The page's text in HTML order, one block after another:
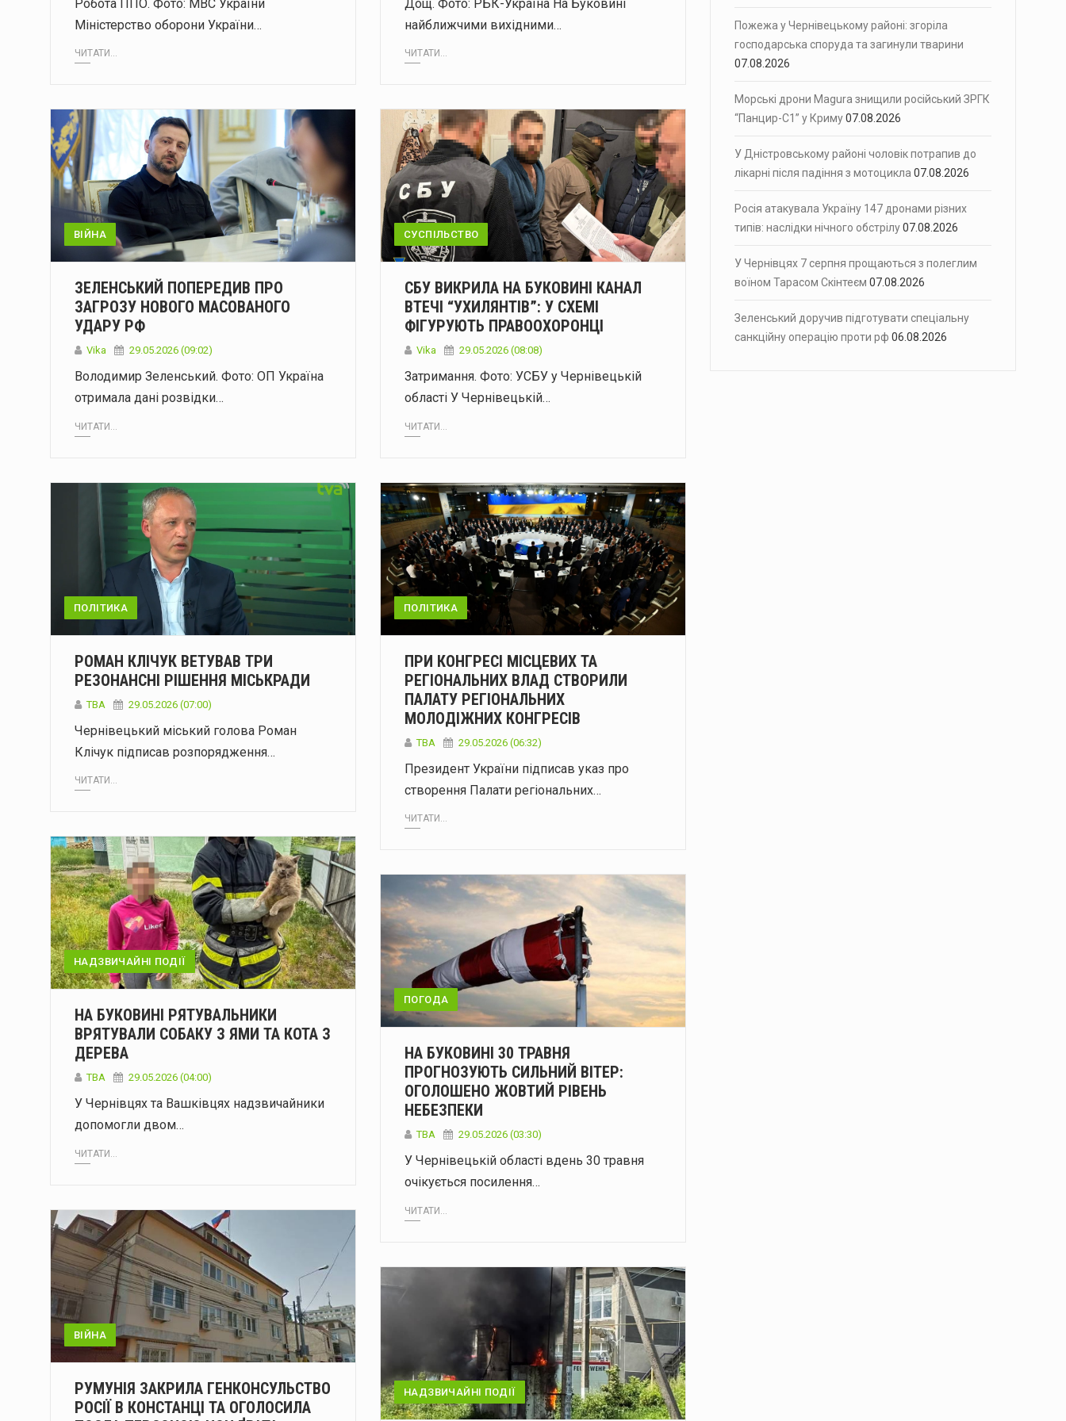
Робота ППО. Фото: МВС України
Міністерство оборони України…
ЧИТАТИ...
Дощ. Фото: РБК-Україна На Буковині
найближчими вихідними…
ЧИТАТИ...
ВІЙНА
ЗЕЛЕНСЬКИЙ ПОПЕРЕДИВ ПРО
ЗАГРОЗУ НОВОГО МАСОВАНОГО
УДАРУ РФ
Vika 29.05.2026 (09:02)
Володимир Зеленський. Фото: ОП Україна
отримала дані розвідки…
ЧИТАТИ...
СУСПІЛЬСТВО
СБУ ВИКРИЛА НА БУКОВИНІ КАНАЛ
ВТЕЧІ “УХИЛЯНТІВ”: У СХЕМІ
ФІГУРУЮТЬ ПРАВООХОРОНЦІ
Vika 29.05.2026 (08:08)
Затримання. Фото: УСБУ у Чернівецькій
області У Чернівецькій…
ЧИТАТИ...
ПОЛІТИКА
РОМАН КЛІЧУК ВЕТУВАВ ТРИ
РЕЗОНАНСНІ РІШЕННЯ МІСЬКРАДИ
ТВА 29.05.2026 (07:00)
Чернівецький міський голова Роман
Клічук підписав розпорядження…
ЧИТАТИ...
ПОЛІТИКА
ПРИ КОНГРЕСІ МІСЦЕВИХ ТА
РЕГІОНАЛЬНИХ ВЛАД СТВОРИЛИ
ПАЛАТУ РЕГІОНАЛЬНИХ
МОЛОДІЖНИХ КОНГРЕСІВ
ТВА 29.05.2026 (06:32)
Президент України підписав указ про
створення Палати регіональних…
ЧИТАТИ...
НАДЗВИЧАЙНІ ПОДІЇ
НА БУКОВИНІ РЯТУВАЛЬНИКИ
ВРЯТУВАЛИ СОБАКУ З ЯМИ ТА КОТА З
ДЕРЕВА
ТВА 29.05.2026 (04:00)
У Чернівцях та Вашківцях надзвичайники
допомогли двом…
ЧИТАТИ...
ПОГОДА
НА БУКОВИНІ 30 ТРАВНЯ
ПРОГНОЗУЮТЬ СИЛЬНИЙ ВІТЕР:
ОГОЛОШЕНО ЖОВТИЙ РІВЕНЬ
НЕБЕЗПЕКИ
ТВА 29.05.2026 (03:30)
У Чернівецькій області вдень 30 травня
очікується посилення…
ЧИТАТИ...
ВІЙНА
РУМУНІЯ ЗАКРИЛА ГЕНКОНСУЛЬСТВО
РОСІЇ В КОНСТАНЦІ ТА ОГОЛОСИЛА
НАДЗВИЧАЙНІ ПОДІЇ
Пожежа у Чернівецькому районі: згоріла
господарська споруда та загинули тварини
07.08.2026
Морські дрони Magura знищили російський ЗРГК
“Панцир-С1” у Криму07.08.2026
У Дністровському районі чоловік потрапив до
лікарні після падіння з мотоцикла 07.08.2026
Росія атакувала Україну 147 дронами різних
типів: наслідки нічного обстрілу07.08.2026
У Чернівцях 7 серпня прощаються з полеглим
воїном Тарасом Скінтеєм 07.08.2026
Зеленський доручив підготувати спеціальну
санкційну операцію проти рф 06.08.2026